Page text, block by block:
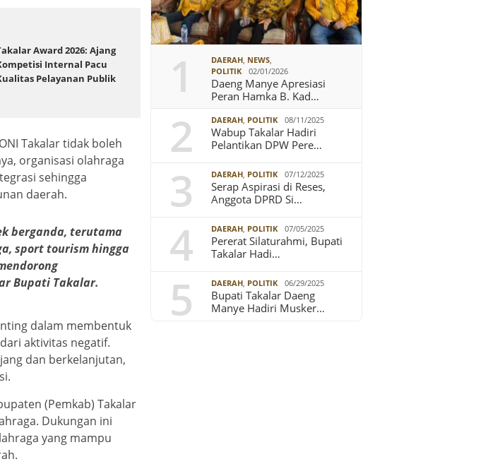
Award 2026: Ajang
Internal Pacu
Pelayanan Publik
Takalar tidak boleh
organisasi olahraga
sehingga
daerah.
berganda, terutama
sport tourism hingga
Bupati Takalar.
dalam membentuk
aktivitas negatif.
dan berkelanjutan,
(Pemkab) Takalar
Dukungan ini
yang mampu
1 DAERAH, NEWS,
POLITIK
02/01/2026
Daeng Manye Apresiasi
Peran Hamka B. Kad…
2 DAERAH, POLITIK 08/11/2025
Wabup Takalar Hadiri
Pelantikan DPW Pere…
3 DAERAH, POLITIK 07/12/2025
Serap Aspirasi di Reses,
Anggota DPRD Si…
4 DAERAH, POLITIK 07/05/2025
Pererat Silaturahmi, Bupati
Takalar Hadi…
5 DAERAH, POLITIK 06/29/2025
Bupati Takalar Daeng
Manye Hadiri Musker…